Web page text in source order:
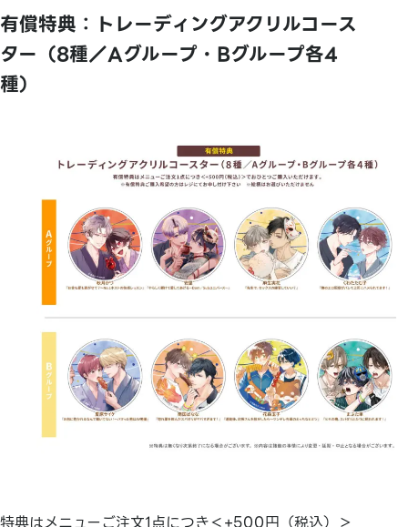
有償特典：トレーディングアクリルコース
ター（8種／Aグループ・Bグループ各4
種）
特典はメニューご注文1点につき＜+500円（税込）＞